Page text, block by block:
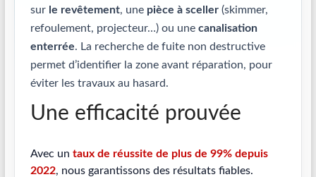
sur le revêtement, une pièce à sceller(skimmer,
refoulement, projecteur…) ou une canalisation
enterrée. La recherche de fuite non destructive
permet d’identifier la zone avant réparation, pour
éviter les travaux au hasard.
Une efficacité prouvée
Avec un taux de réussite de plus de 99% depuis
2022, nous garantissons des résultats fiables.